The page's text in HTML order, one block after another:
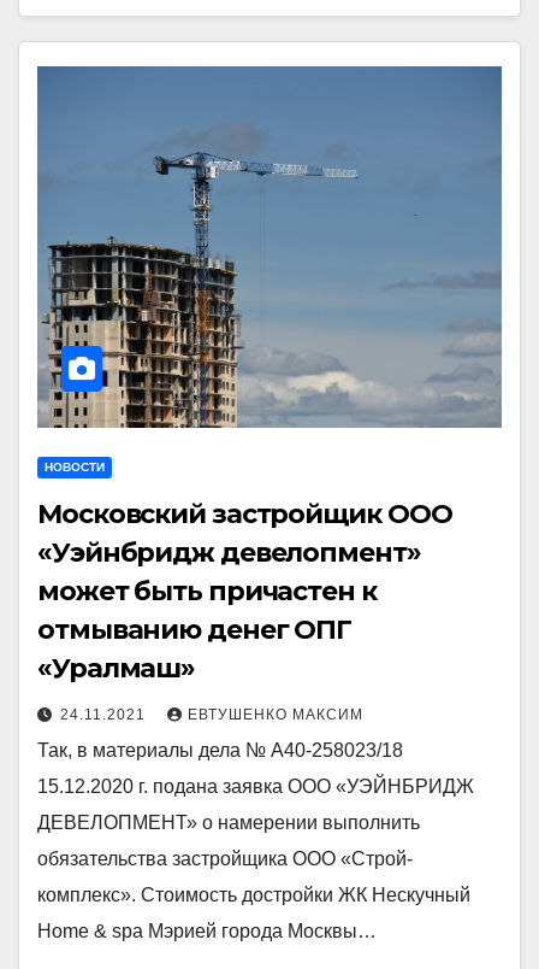
НОВОСТИ
Московский застройщик ООО
«Уэйнбридж девелопмент»
может быть причастен к
отмыванию денег ОПГ
«Уралмаш»
24.11.2021 ЕВТУШЕНКО МАКСИМ
Так, в материалы дела № А40-258023/18
15.12.2020 г. подана заявка ООО «УЭЙНБРИДЖ
ДЕВЕЛОПМЕНТ» о намерении выполнить
обязательства застройщика ООО «Строй-
комплекс». Стоимость достройки ЖК Нескучный
Home & spa Мэрией города Москвы…